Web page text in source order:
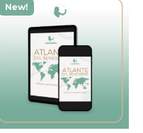
New!